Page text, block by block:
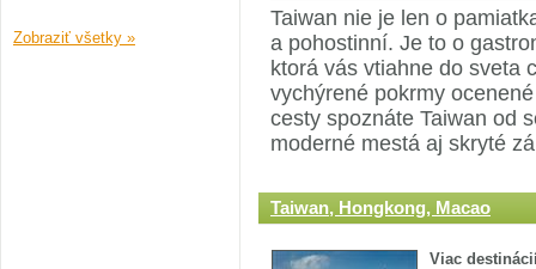
Zobraziť všetky »
Taiwan nie je len o
a pohostinní. Je to o
ktorá vás vtiahne do sveta
vychýrené pokrmy
cesty spoznáte Taiwan od
moderné mestá aj skryté
Taiwan, Hongkong, Macao
Viac